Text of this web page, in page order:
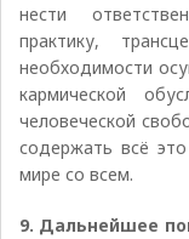
нести
практику,
необходимости
кармической
человеческой
содержать всё
мире со всем.
9. Дальнейшее